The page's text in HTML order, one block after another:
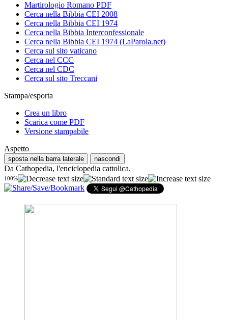
Martirologio Romano PDF
Cerca nella Bibbia CEI 2008
Cerca nella Bibbia CEI 1974
Cerca nella Bibbia Interconfessionale
Cerca nella Bibbia CEI 1974 (LaParola.net)
Cerca sul sito vaticano
Cerca nel CCC
Cerca nel CDC
Cerca sul sito Treccani
Stampa/esporta
Crea un libro
Scarica come PDF
Versione stampabile
Aspetto
sposta nella barra laterale nascondi
Da Cathopedia, l'enciclopedia cattolica.
100%